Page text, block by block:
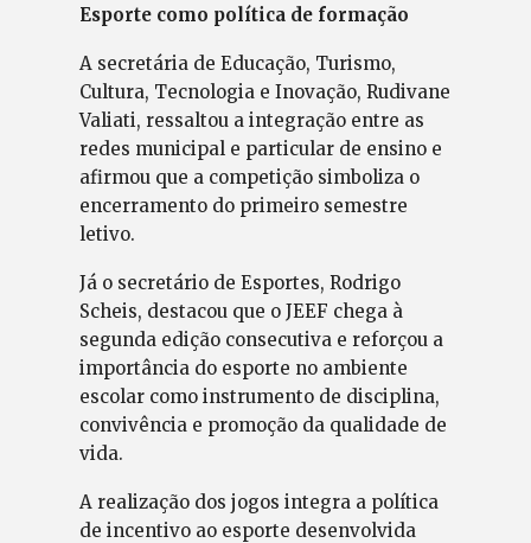
Esporte como política de formação
A secretária de Educação, Turismo,
Cultura, Tecnologia e Inovação, Rudivane
Valiati, ressaltou a integração entre as
redes municipal e particular de ensino e
afirmou que a competição simboliza o
encerramento do primeiro semestre
letivo.
Já o secretário de Esportes, Rodrigo
Scheis, destacou que o JEEF chega à
segunda edição consecutiva e reforçou a
importância do esporte no ambiente
escolar como instrumento de disciplina,
convivência e promoção da qualidade de
vida.
A realização dos jogos integra a política
de incentivo ao esporte desenvolvida